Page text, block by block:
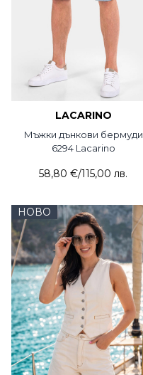
LACARINO
Мъжки дънкови бермуди
6294 Lacarino
58,80 €/115,00 лв.
НОВО